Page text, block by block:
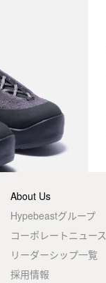
About Us
Hypebeastグループ
コーポレートニュース
リーダーシップ一覧
採用情報